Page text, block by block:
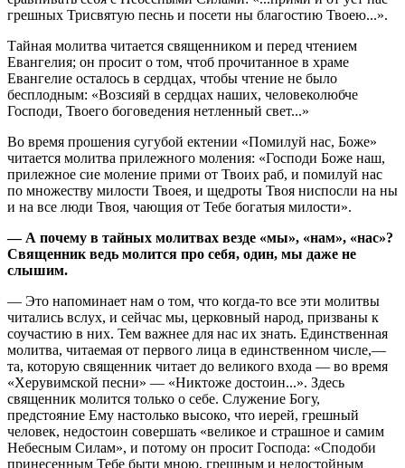
грешных Трисвятую песнь и посети ны благостию Твоею...».
Тайная молитва читается священником и перед чтением
Евангелия; он просит о том, чтоб прочитанное в храме
Евангелие осталось в сердцах, чтобы чтение не было
бесплодным: «Возсияй в сердцах наших, человеколюбче
Господи, Твоего боговедения нетленный свет...»
Во время прошения сугубой ектении «Помилуй нас, Боже»
читается молитва прилежного моления: «Господи Боже наш,
прилежное сие моление прими от Твоих раб, и помилуй нас
по множеству милости Твоея, и щедроты Твоя ниспосли на ны
и на все люди Твоя, чающия от Тебе богатыя милости».
— А почему в тайных молитвах везде «мы», «нам», «нас»?
Священник ведь молится про себя, один, мы даже не
слышим.
— Это напоминает нам о том, что когда-то все эти молитвы
читались вслух, и сейчас мы, церковный народ, призваны к
соучастию в них. Тем важнее для нас их знать. Единственная
молитва, читаемая от первого лица в единственном числе,—
та, которую священник читает до великого входа — во время
«Херувимской песни» — «Никтоже достоин...». Здесь
священник молится только о себе. Служение Богу,
предстояние Ему настолько высоко, что иерей, грешный
человек, недостоин совершать «великое и страшное и самим
Небесным Силам», и потому он просит Господа: «Сподоби
принесенным Тебе быти мною, грешным и недостойным